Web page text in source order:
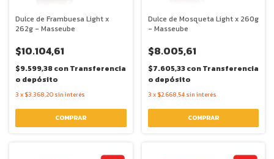
Dulce de Frambuesa Light x
262g - Masseube
$10.104,61
$9.599,38conTransferencia
o depósito
3 x $3.368,20 sin interés
Dulce de Mosqueta Light x 260g
- Masseube
$8.005,61
$7.605,33conTransferencia
o depósito
3 x $2.668,54 sin interés